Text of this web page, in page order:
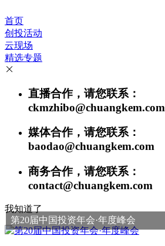
首页
创投活动
云现场
精选专题
直播合作，请您联系：
ckmzhibo@chuangkem.com
媒体合作，请您联系：
baodao@chuangkem.com
商务合作，请您联系：
contact@chuangkem.com
我知道了
第20届中国投资年会·年度峰会